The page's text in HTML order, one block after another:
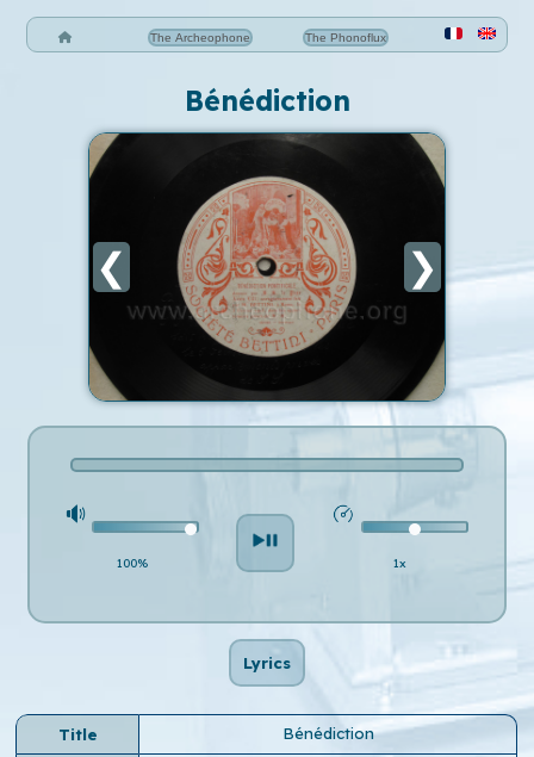
The Archeophone The Phonoflux
Bénédiction
❮ ❯
100% 1x
Lyrics
Title Bénédiction